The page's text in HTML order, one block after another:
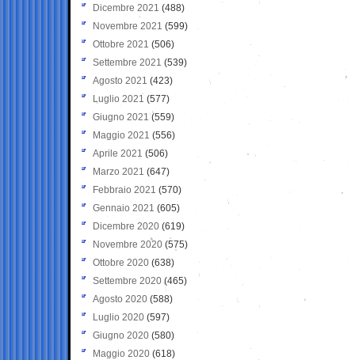
Dicembre 2021 (488)
Novembre 2021 (599)
Ottobre 2021 (506)
Settembre 2021 (539)
Agosto 2021 (423)
Luglio 2021 (577)
Giugno 2021(559)
Maggio 2021 (556)
Aprile 2021 (506)
Marzo 2021 (647)
Febbraio 2021 (570)
Gennaio 2021 (605)
Dicembre 2020 (619)
Novembre 2020 (575)
Ottobre 2020 (638)
Settembre 2020(465)
Agosto 2020 (588)
Luglio 2020 (597)
Giugno 2020 (580)
Maggio 2020 (618)